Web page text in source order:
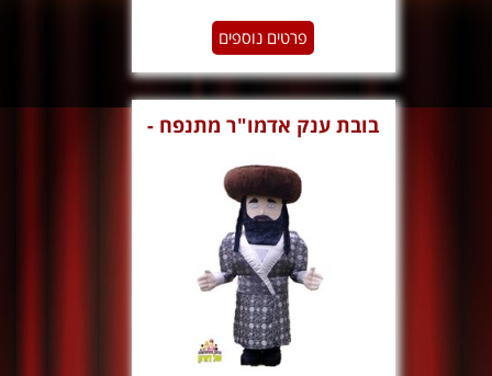
פרטים נוספים
בובת ענק אדמו"ר מתנפח -
כסף